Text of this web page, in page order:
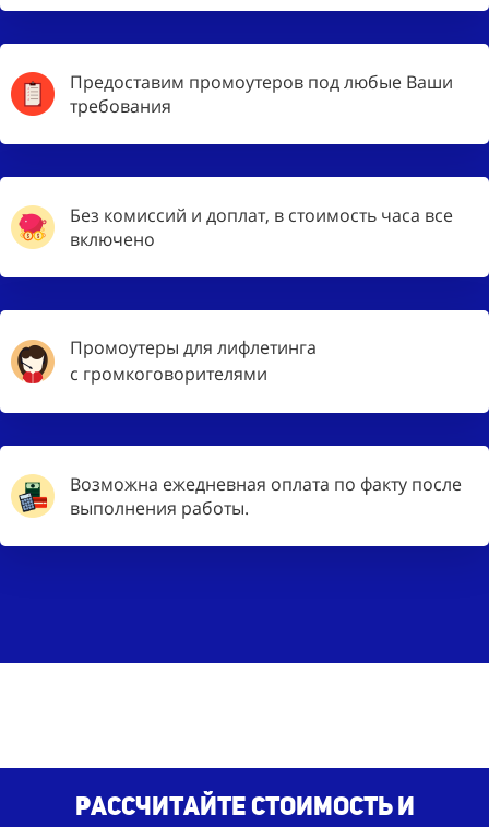
Предоставим промоутеров под любые Ваши
требования
Без комиссий и доплат, в стоимость часа все
включено
Промоутеры для лифлетинга
с громкоговорителями
Возможна ежедневная оплата по факту после
выполнения работы.
Рассчитайте стоимость и